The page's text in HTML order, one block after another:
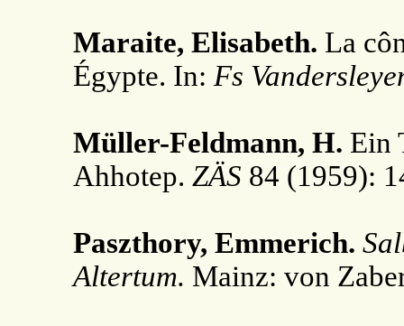
Maraite, Elisabeth. La
Égypte. In: Fs
Müller-Feldmann, H. Ein
Ahhotep. ZÄS 84 (1959):
Paszthory, Emmerich.
Altertum. Mainz: von